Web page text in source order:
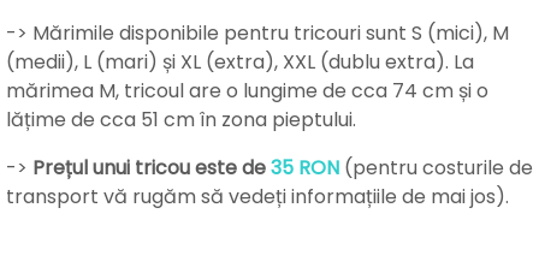
-> Mărimile disponibile pentru tricouri sunt S (mici), M
(medii), L (mari) și XL (extra), XXL (dublu extra). La
mărimea M, tricoul are o lungime de cca 74 cm și o
lățime de cca 51 cm în zona pieptului.
-> Prețul unui tricou este de35 RON (pentru costurile de
transport vă rugăm să vedeți informațiile de mai jos).